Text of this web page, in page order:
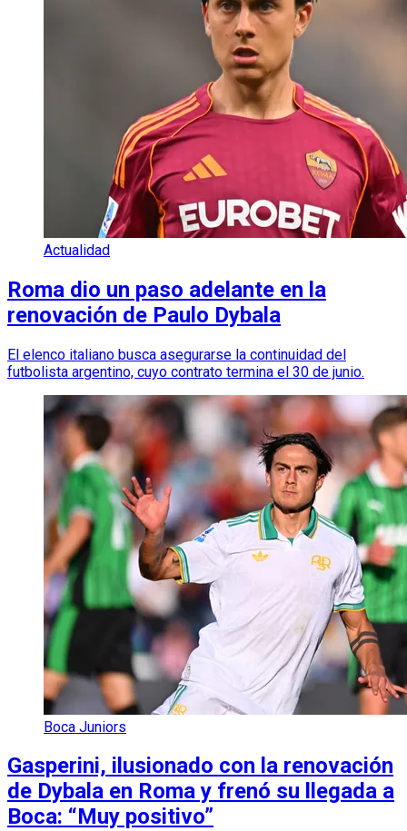
Actualidad
Roma dio un paso adelante en la
renovación de Paulo Dybala
El elenco italiano busca asegurarse la continuidad del
futbolista argentino, cuyo contrato termina el 30 de junio.
Boca Juniors
Gasperini, ilusionado con la renovación
de Dybala en Roma y frenó su llegada a
Boca: “Muy positivo”